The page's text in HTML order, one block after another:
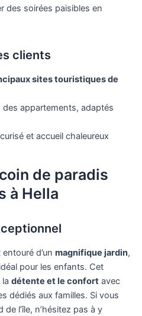
des soirées paisibles en
clients
sites touristiques de
des appartements, adaptés
et accueil chaleureux
de paradis
à Hella
d’un magnifique jardin,
pour les enfants. Cet
détente et le confort avec
dédiés aux familles. Si vous
l’île, n’hésitez pas à y